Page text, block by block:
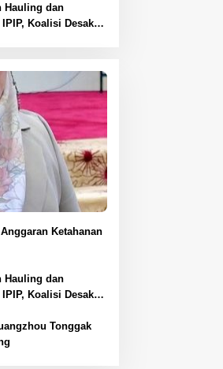
Hauling dan
Koalisi Desak
Ketahanan
Hauling dan
Koalisi Desak
Tonggak